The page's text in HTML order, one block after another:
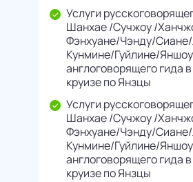
Услуги
Шанхае /Сучжоу /
Фэнхуане/Чэнду/
Кунмине/Гуйлине/Яншоу
англоговорящего гида
круизе по Янзцы
Услуги
Шанхае /Сучжоу /
Фэнхуане/Чэнду/
Кунмине/Гуйлине/Яншоу
англоговорящего гида
круизе по Янзцы